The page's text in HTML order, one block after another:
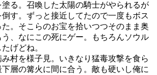
る。召喚した太陽の騎士がやられるが
す。ずっと接近してたので一度もボス
。そこらのお宝を拾いつつそのまま奥
、なにこの死にゲー。もちろんソウル
げどね。
村を様子見。いきなり猛毒攻撃を食ら
層の篝火に間に合う。敵も硬いし俺に